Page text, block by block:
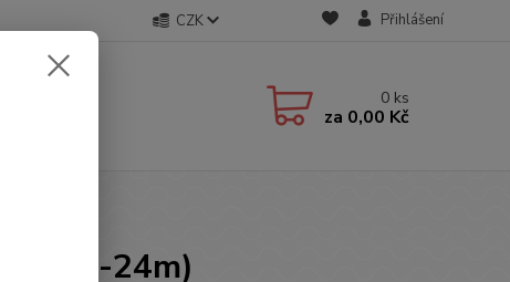
CZK Přihlášení
0 ks
za 0,00 Kč
(12-24m)